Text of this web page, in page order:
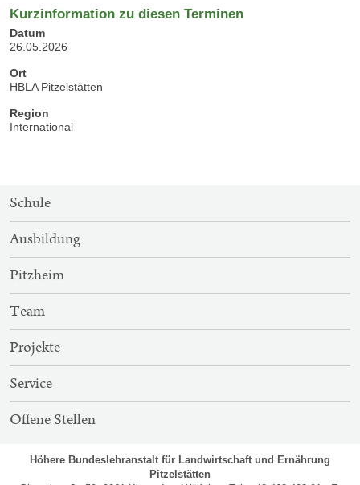
s
e
i
t
Kurzinformation zu diesen Terminen
Datum
26.05.2026
Ort
HBLA Pitzelstätten
Region
International
SITEMAP-
NAVIGATION
Schule
Ausbildung
Pitzheim
Team
Projekte
Service
Offene Stellen
Höhere Bundeslehranstalt für Landwirtschaft und Ernährung
Pitzelstätten